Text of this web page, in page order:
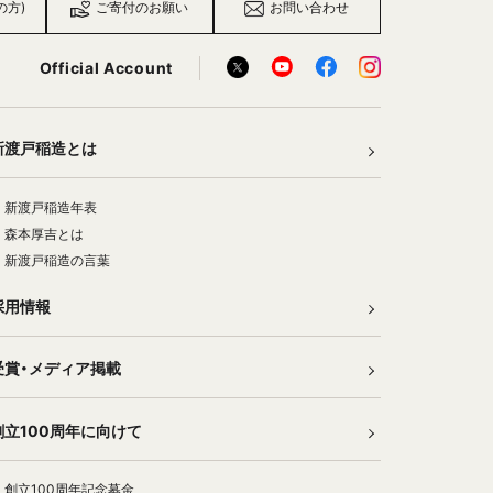
方) ご寄付のお願い お問い合わせ
Official Account
渡戸稲造とは
新渡戸稲造年表
森本厚吉とは
新渡戸稲造の言葉
用情報
賞・メディア掲載
立100周年に向けて
創立100周年記念募金